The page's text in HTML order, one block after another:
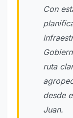
Con
ruta
desde
Juan.